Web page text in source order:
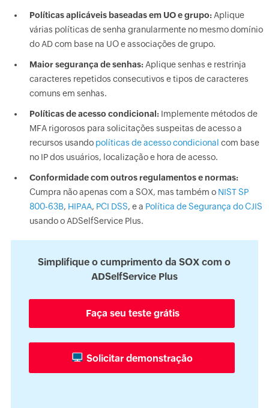
Políticas aplicáveis baseadas em UO e grupo:Aplique
várias políticas de senha granularmente no mesmo domínio
do AD com base na UO e associações de grupo.
Maior segurança de senhas:Aplique senhas e restrinja
caracteres repetidos consecutivos e tipos de caracteres
comuns em senhas.
Políticas de acesso condicional:Implemente métodos de
MFA rigorosos para solicitações suspeitas de acesso a
recursos usando políticas de acesso condicional com base
no IP dos usuários, localização e hora de acesso.
Conformidade com outros regulamentos e normas:
Cumpra não apenas com a SOX, mas também o NIST SP
800-63B, HIPAA, PCI DSS, e a Política de Segurança do CJIS
usando o ADSelfService Plus.
Simplifique o cumprimento da SOX com o
ADSelfService Plus
Faça seu teste grátis
Solicitar demonstração